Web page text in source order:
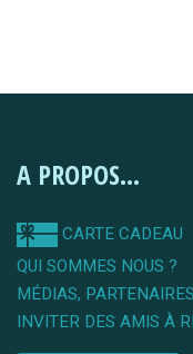
A PROPOS...
CARTE CADEAU
QUI SOMMES NOUS ?
MÉDIAS,
INVITER DES AMIS À